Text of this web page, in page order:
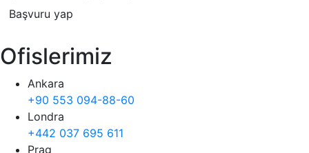
Başvuru yap
Ofislerimiz
Ankara
+90 553 094-88-60
Londra
+442 037 695 611
Prag